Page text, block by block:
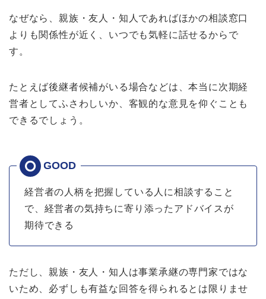
なぜなら、親族・友人・知人であればほかの相談窓口
よりも関係性が近く、いつでも気軽に話せるからで
す。
たとえば後継者候補がいる場合などは、本当に次期経
営者としてふさわしいか、客観的な意見を仰ぐことも
できるでしょう。
経営者の人柄を把握している人に相談すること
で、経営者の気持ちに寄り添ったアドバイスが
期待できる
ただし、親族・友人・知人は事業承継の専門家ではな
いため、必ずしも有益な回答を得られるとは限りませ